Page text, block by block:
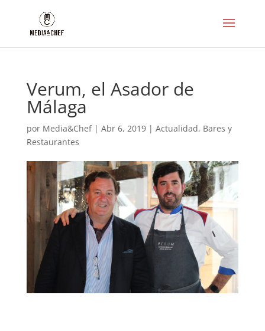
Verum, el Asador de
Málaga
por Media&Chef| Abr 6, 2019| Actualidad, Bares y
Restaurantes